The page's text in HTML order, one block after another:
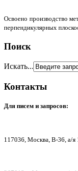
Освоено производство
перпендикулярных
Поиск
Искать...
Контакты
Для писем и запросов:
117036, Москва, В-36, а/я